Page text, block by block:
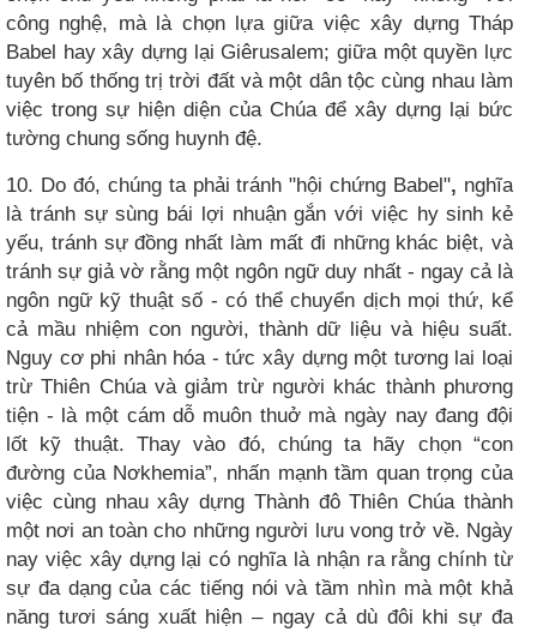
công nghệ, mà là chọn lựa giữa việc xây dựng Tháp
Babel hay xây dựng lại Giêrusalem; giữa một quyền lực
tuyên bố thống trị trời đất và một dân tộc cùng nhau làm
việc trong sự hiện diện của Chúa để xây dựng lại bức
tường chung sống huynh đệ.
10. Do đó, chúng ta phải tránh "hội chứng Babel", nghĩa
là tránh sự sùng bái lợi nhuận gắn với việc hy sinh kẻ
yếu, tránh sự đồng nhất làm mất đi những khác biệt, và
tránh sự giả vờ rằng một ngôn ngữ duy nhất - ngay cả là
ngôn ngữ kỹ thuật số - có thể chuyển dịch mọi thứ, kể
cả mầu nhiệm con người, thành dữ liệu và hiệu suất.
Nguy cơ phi nhân hóa - tức xây dựng một tương lai loại
trừ Thiên Chúa và giảm trừ người khác thành phương
tiện - là một cám dỗ muôn thuở mà ngày nay đang đội
lốt kỹ thuật. Thay vào đó, chúng ta hãy chọn “con
đường của Nơkhemia”, nhấn mạnh tầm quan trọng của
việc cùng nhau xây dựng Thành đô Thiên Chúa thành
một nơi an toàn cho những người lưu vong trở về. Ngày
nay việc xây dựng lại có nghĩa là nhận ra rằng chính từ
sự đa dạng của các tiếng nói và tầm nhìn mà một khả
năng tươi sáng xuất hiện – ngay cả dù đôi khi sự đa